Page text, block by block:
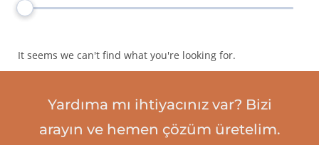
Deri Bay Cüzdan 0
Deri Bayan Cüzdan 0
It seems we can't find what you're looking for.
Yardıma mı ihtiyacınız var? Bizi
arayın ve hemen çözüm üretelim.